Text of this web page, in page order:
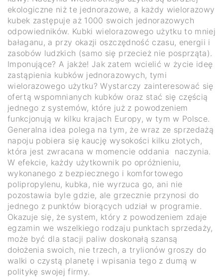
ekologiczne niż te jednorazowe, a każdy wielorazowy
kubek zastępuje aż 1000 swoich jednorazowych
odpowiedników. Kubki wielorazowego użytku to mniej
bałaganu, a przy okazji oszczędność czasu, energii i
zasobów ludzkich (samo się przecież nie posprząta).
Imponujące? A jakże! Jak zatem wcielić w życie ideę
zastąpienia kubków jednorazowych, tymi
wielorazowego użytku? Wystarczy zainteresować się
ofertą wspomnianych kubków oraz stać się częścią
jednego z systemów, które już z powodzeniem
funkcjonują w kilku krajach Europy, w tym w Polsce.
Generalna idea polega na tym, że wraz ze sprzedażą
napoju pobiera się kaucję wysokości kilku złotych,
która jest zwracana w momencie oddania naczynia.
W efekcie, każdy użytkownik po opróżnieniu,
wykonanego z bezpiecznego i komfortowego
polipropylenu, kubka, nie wyrzuca go, ani nie
pozostawia byle gdzie, ale grzecznie przynosi do
jednego z punktów biorących udział w programie.
Okazuje się, że system, który z powodzeniem zdaje
egzamin we wszelkiego rodzaju punktach sprzedaży,
może być dla stacji paliw doskonałą szansą
dołożenia swoich, nie trzech, a trylionów groszy do
walki o czystą planetę i wpisania tego z dumą w
politykę swojej firmy.